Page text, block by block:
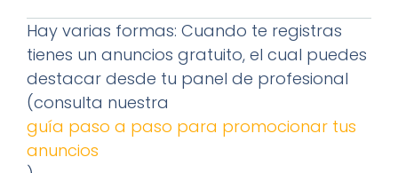
Hay varias formas: Cuando te registras
tienes un anuncios gratuito, el cual puedes
destacar desde tu panel de profesional
(consulta nuestra
guía paso a paso para promocionar tus
anuncios